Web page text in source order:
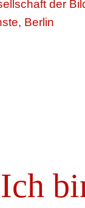
Ich